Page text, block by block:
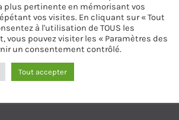
(0)
plus pertinente en mémorisant vos
vos visites. En cliquant sur « Tout
à l'utilisation de TOUS les
vous pouvez visiter les « Paramètres des
un consentement contrôlé.
Tout accepter